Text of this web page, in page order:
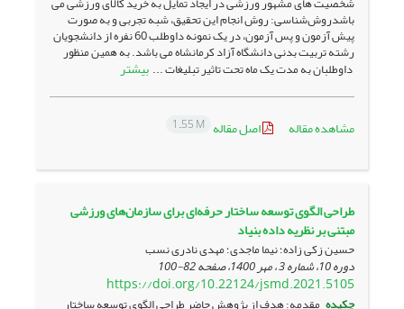
باشدروش‌شناسی: روش انجام این تحقیق، شبه تجربی و به صورت
پیش آزمون و پس آزمون، در یک نمونه داوطلب 60 نفره از دانشجویان
رشته تربیت بدنی دانشگاه آزاد کرمانشاه می باشد. به همین منظور
داوطلبان به مدت یک ماه تحت تاثیر تبلیغات ... بیشتر
مشاهده مقاله اصل مقاله 1.55 M
طراحی الگوی توسعه ساختار حرفه‌ای برای سازمان‌های ورزشی
مبتنی بر نظریه داده بنیاد
حسین زکی زاده؛ نیما ماجدی؛ مهدی نادری نسب
دوره 10، شماره 3 ، مهر 1400، صفحه 82-100
https://doi.org/10.22124/jsmd.2021.5105
چکیده مقدمه: هدف از پژوهش حاضر طراحی الگوی توسعه ساختار